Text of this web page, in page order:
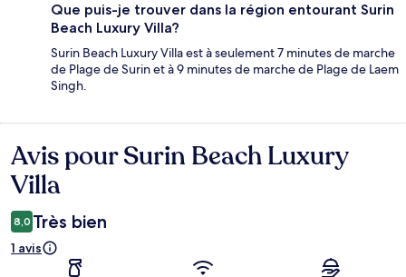
Que puis-je trouver dans la région entourant Surin
Beach Luxury Villa?
Surin Beach Luxury Villa est à seulement 7 minutes de marche
de Plage de Surin et à 9 minutes de marche de Plage de Laem
Singh.
Avis
Avis pour Surin Beach Luxury
Villa
8,0 Très bien
1 avis